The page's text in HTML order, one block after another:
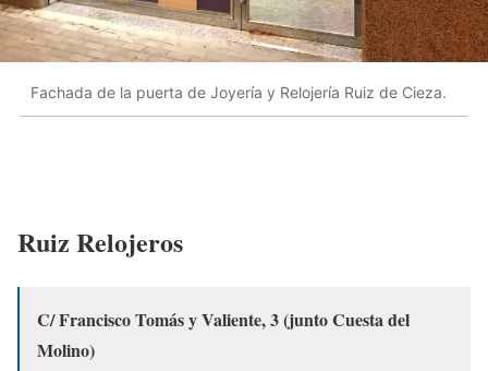
Fachada de la puerta de Joyería y Relojería Ruiz de Cieza.
Ruiz Relojeros
C/ Francisco Tomás y Valiente, 3(junto Cuesta del
Molino)